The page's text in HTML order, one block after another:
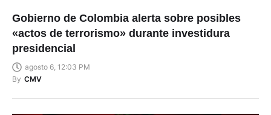
Gobierno de Colombia alerta sobre posibles
«actos de terrorismo» durante investidura
presidencial
agosto 6, 12:03 PM
By CMV